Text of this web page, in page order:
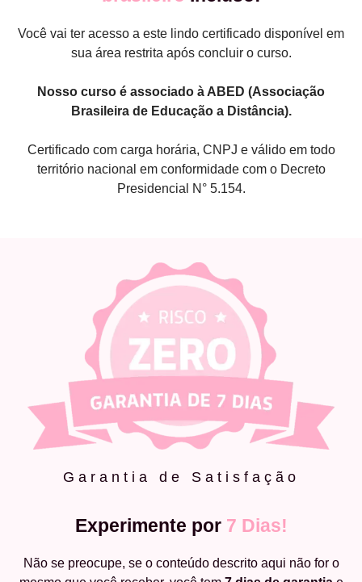
Você vai ter acesso a este lindo certificado disponível em
sua área restrita após concluir o curso.
Nosso curso é associado à ABED (Associação
Brasileira de Educação a Distância).
Certificado com carga horária, CNPJ e válido em todo
território nacional em conformidade com o Decreto
Presidencial N° 5.154.
Garantia de Satisfação
Experimente por 7 Dias!
Não se preocupe, se o conteúdo descrito aqui não for o